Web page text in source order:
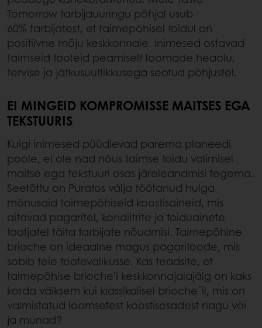
Tomorrow tarbijauuringu põhjal usub
60% tarbijatest, et taimepõhisel toidul on
positiivne mõju keskkonnale. Inimesed ostavad
taimseid tooteid peamiselt loomade heaolu,
tervise ja jätkusuutlikkusega seotud põhjustel.
EI MINGEID KOMPROMISSE MAITSES EGA
TEKSTUURIS
Kuigi inimesed püüdlevad parema planeedi
poole, ei ole nad nõus taimse toidu valimisel
maitse ega tekstuuri osas järeleandmisi tegema.
Seetõttu on Puratos välja töötanud hulga
mõnusaid taimepõhiseid koostisaineid, mis
aitavad pagaritel, kondiitrite ja toiduainete
tootjatel täita tarbijate nõudmisi. Taimepõhine
brioche on ideaalne magus pagaritoode, mis
sobib teie tootevalikusse. Kas teadsite, et
taimepõhise brioche'i keskkonnajalajälg on kaks
korda väiksem kui klassikalisel brioche´il, mis on
valmistatud loomsetest koostisosadest nagu või
ja munad?